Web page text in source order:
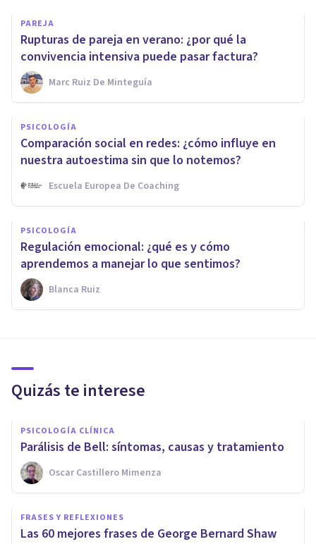
PAREJA
Rupturas de pareja en verano: ¿por qué la
convivencia intensiva puede pasar factura?
Marc Ruiz De Minteguía
PSICOLOGÍA
Comparación social en redes: ¿cómo influye en
nuestra autoestima sin que lo notemos?
Escuela Europea De Coaching
PSICOLOGÍA
Regulación emocional: ¿qué es y cómo
aprendemos a manejar lo que sentimos?
Blanca Ruiz
Quizás te interese
PSICOLOGÍA CLÍNICA
Parálisis de Bell: síntomas, causas y tratamiento
Oscar Castillero Mimenza
FRASES Y REFLEXIONES
Las 60 mejores frases de George Bernard Shaw